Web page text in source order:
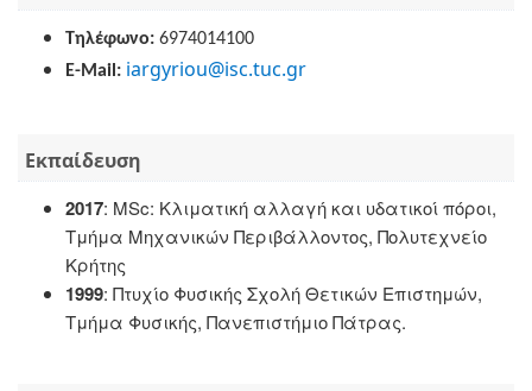
Τηλέφωνο: 6974014100
E-Mail : iargyriou@isc.tuc.gr
Εκπαίδευση
2017: MSc: Κλιματική αλλαγή και υδατικοί πόροι,
Τμήμα Μηχανικών Περιβάλλοντος, Πολυτεχνείο
Κρήτης
1999: Πτυχίο Φυσικής Σχολή Θετικών Επιστημών,
Τμήμα Φυσικής, Πανεπιστήμιο Πάτρας.